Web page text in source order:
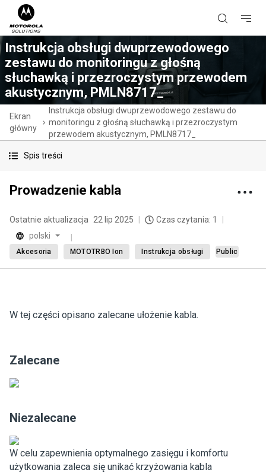
Instrukcja obsługi dwuprzewodowego
zestawu do monitoringu z głośną
słuchawką i przezroczystym przewodem
akustycznym, PMLN8717_
Ekran
główny
Instrukcja obsługi dwuprzewodowego zestawu do
monitoringu z głośną słuchawką i przezroczystym
przewodem akustycznym, PMLN8717_
Spis treści
Prowadzenie kabla
Ostatnie aktualizacja 22 lip 2025
Czas czytania: 1
polski
Akcesoria MOTOTRBO Ion Instrukcja obsługi Public
W tej części opisano zalecane ułożenie kabla.
Zalecane
Niezalecane
W celu zapewnienia optymalnego zasięgu i komfortu
użytkowania zaleca się unikać krzyżowania kabla